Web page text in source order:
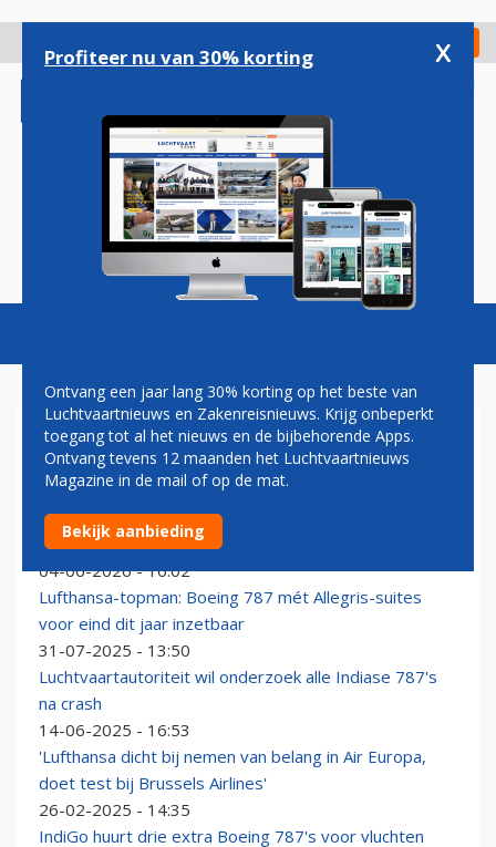
gaan
Check in
Magazine Podcasts Vacatures
BOEING 787
Boeing 787 Dreamliner van Lufthansa zakt door
neuswiel
04-06-2026 - 16:02
Lufthansa-topman: Boeing 787 mét Allegris-suites
voor eind dit jaar inzetbaar
31-07-2025 - 13:50
Luchtvaartautoriteit wil onderzoek alle Indiase 787's
na crash
14-06-2025 - 16:53
'Lufthansa dicht bij nemen van belang in Air Europa,
doet test bij Brussels Airlines'
26-02-2025 - 14:35
IndiGo huurt drie extra Boeing 787's voor vluchten
Profiteer nu van 30% korting x
Ontvang een jaar lang 30% korting op het beste van
Luchtvaartnieuws en Zakenreisnieuws. Krijg onbeperkt
toegang tot al het nieuws en de bijbehorende Apps.
Ontvang tevens 12 maanden het Luchtvaartnieuws
Magazine in de mail of op de mat.
Bekijk aanbieding